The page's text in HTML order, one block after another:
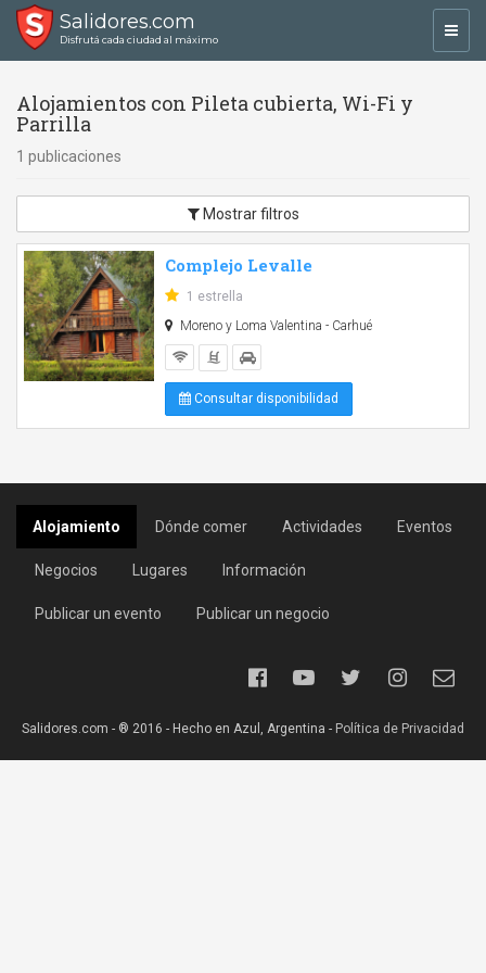
Salidores.com
Disfrutá cada ciudad al máximo
Alojamientos con Pileta cubierta, Wi-Fi y
Parrilla
1 publicaciones
Mostrar filtros
Complejo Levalle
1 estrella
Moreno y Loma Valentina - Carhué
Consultar disponibilidad
Alojamiento Dónde comer Actividades Eventos
Negocios Lugares Información
Publicar un evento Publicar un negocio
Salidores.com - ® 2016 - Hecho en Azul, Argentina - Política de Privacidad